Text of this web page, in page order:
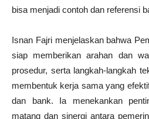
bisa menjadi contoh dan referensi
Isnan Fajri menjelaskan bahwa
siap memberikan arahan dan
prosedur, serta langkah-langkah
membentuk kerja sama yang
dan bank. Ia menekankan
matang dan sinergi antara